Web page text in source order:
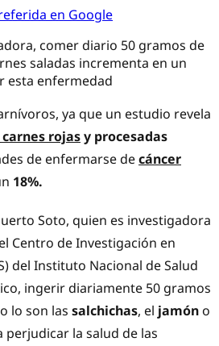
en Google
comer diario 50 gramos de
saladas incrementa en un
esta enfermedad
ya que un estudio revela
carnes rojasy procesadas
de enfermarse decáncer
18%.
Soto, quien es investigadora
Centro de Investigación en
del Instituto Nacional de Salud
ingerir diariamente 50 gramos
lo son las salchichas, el jamón o
perjudicar la salud de las